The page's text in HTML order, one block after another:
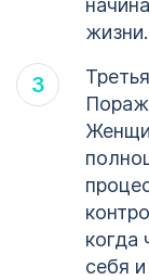
жизни.
когда
себя